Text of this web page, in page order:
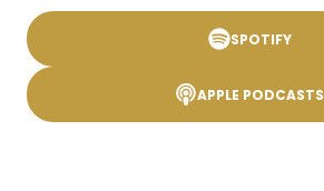
SPOTIFY
APPLE PODCASTS